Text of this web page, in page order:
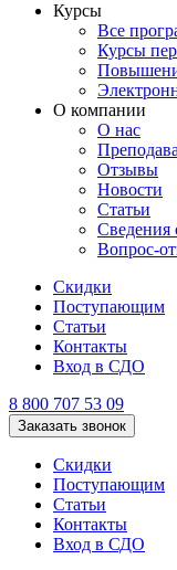
Курсы
Все
Курсы
О компании
О нас
Отзывы
Новости
Статьи
Сведения
Вопрос-
Скидки
Поступающим
Статьи
Контакты
Вход в СДО
8 800 707 53 09
Заказать звонок
Скидки
Поступающим
Статьи
Контакты
Вход в СДО